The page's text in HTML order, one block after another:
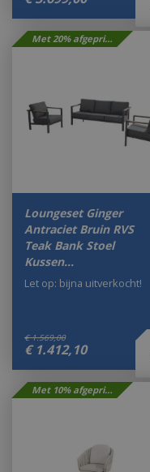
Met 20% afgeprijsd
Loungeset Ginger
Antraciet Bruin RVS
Teak Bank Stoel
Kussen…
€ 1.569,00
€ 1.412,10
Let op: bijna uitverkocht!
Met 10% afgeprijsd